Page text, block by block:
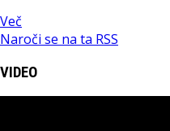
Več
Naroči se na ta RSS
VIDEO